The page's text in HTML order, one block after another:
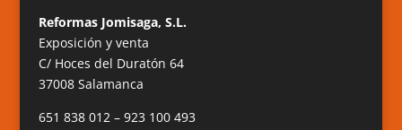
Reformas Jomisaga, S.L.
Exposición y venta
C/ Hoces del Duratón 64
37008 Salamanca
651 838 012 – 923 100 493